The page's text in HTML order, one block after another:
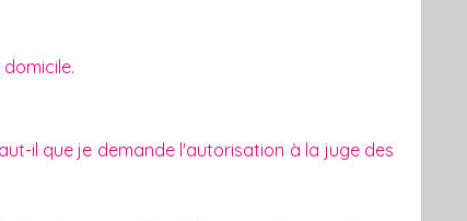
il que je demande l'autorisation à la juge des